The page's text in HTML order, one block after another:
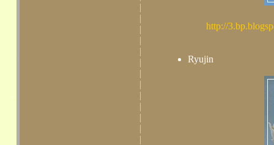
|
|
|
|
|
|
|
|
|
|
|
|
|
http://
Ryujin